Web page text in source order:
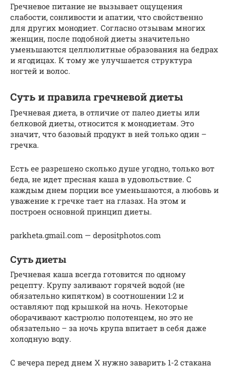
Гречневое питание не вызывает ощущения
слабости, сонливости и апатии, что свойственно
для других монодиет. Согласно отзывам многих
женщин, после подобной диеты значительно
уменьшаются целлюлитные образования на бедрах
и ягодицах. К тому же улучшается структура
ногтей и волос.
Суть и правила гречневой диеты
Гречневая диета, в отличие от палео диеты или
белковой диеты, относится к монодиетам. Это
значит, что базовый продукт в ней только один –
гречка.
Есть ее разрешено сколько душе угодно, только вот
беда, не идет пресная каша в удовольствие. С
каждым днем порции все уменьшаются, а любовь и
уважение к гречке тает на глазах. На этом и
построен основной принцип диеты.
parkheta.gmail.com — depositphotos.com
Суть диеты
Гречневая каша всегда готовится по одному
рецепту. Крупу заливают горячей водой (не
обязательно кипятком) в соотношении 1:2 и
оставляют под крышкой на ночь. Некоторые
оборачивают кастрюлю полотенцем, но это не
обязательно – за ночь крупа впитает в себя даже
холодную воду.
С вечера перед днем Х нужно заварить 1-2 стакана